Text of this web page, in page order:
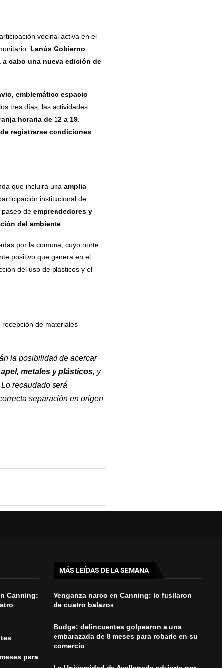
vecinal activa en el
Lanús Gobierno
cabo una nueva edición de
emblemático espacio
tres días, las actividades
horaria de 12 a 19.
registrarse condiciones
que incluirá una amplia
institucional de
paseo de emprendedores y
del ambiente.
por la comuna, cuyo norte
positivo que genera en el
del uso de plásticos y el
de materiales
la posibilidad de acercar
metales y plásticos, y
recaudado será
separación en origen
Canning:
para
MÁS LEÍDAS DE LA SEMANA
Venganza narco en Canning: lo fusilaron
de cuatro balazos
Budge: delincuentes golpearon a una
embarazada de 8 meses para robarle en su
comercio